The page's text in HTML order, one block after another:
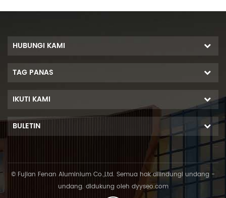
HUBUNGI KAMI
TAG PANAS
IKUTI KAMI
BULETIN
© Fujian Fenan Aluminium Co.,Ltd. Semua hak dilindungi undang -
undang. didukung oleh dyyseo.com